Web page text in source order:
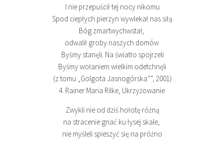
I nie przepuścił tej nocy nikomu
Spod ciepłych pierzyn wywlekał nas siłą
Bóg zmartwychwstał,
odwalił groby naszych domów
Byśmy stanęli. Na światło spojrzeli
Byśmy wołaniem wielkim odetchnęli
(z tomu „Golgota Jasnogórska””, 2001)
4. Rainer Maria Rilke, Ukrzyżowanie
Zwykli nie od dziś hołotę różną
na stracenie gnać ku łysej skale,
nie myśleli spieszyć się na próżno